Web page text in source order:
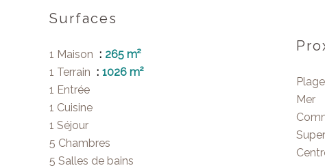
Surfaces
1 Maison
265 m²
1 Terrain
1026 m²
1 Entrée
1 Cuisine
1 Séjour
5 Chambres
5 Salles de bains
Plage
Mer